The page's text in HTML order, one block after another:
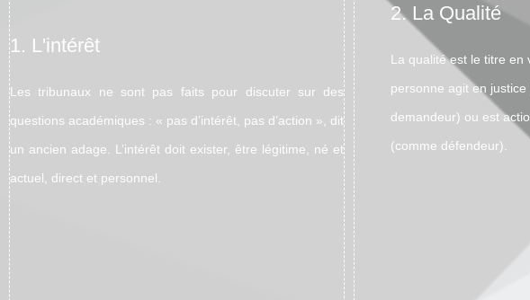
1. L'intérêt
Les tribunaux ne sont pas faits pour discuter sur des
questions académiques : « pas d’intérêt, pas d’action », dit
un ancien adage. L’intérêt doit exister, être légitime, né et
actuel, direct et personnel.
2. La Qualité
La qualité est le titre en
personne agit en justice
demandeur) ou est
(comme défendeur).